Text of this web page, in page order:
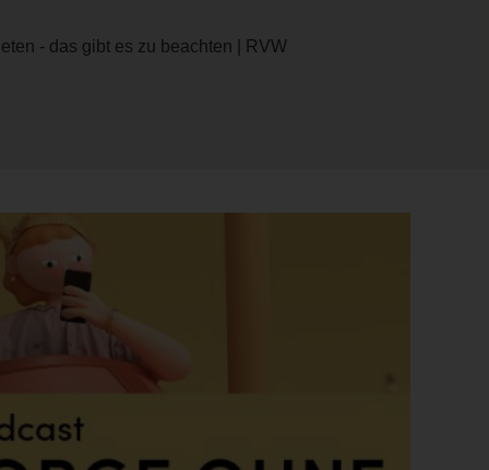
- das gibt es zu beachten | RVW